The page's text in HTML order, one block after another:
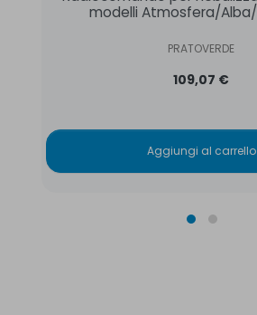
modelli Atmosfera/
PRATOVERDE
109,07 €
Aggiungi al carrello